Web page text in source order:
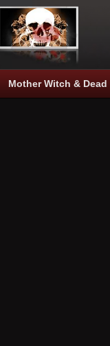
Mother Witch &